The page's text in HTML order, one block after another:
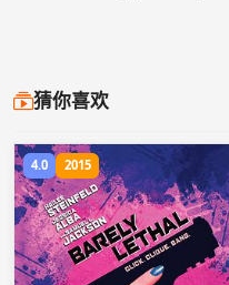
猜你喜欢
4.0 2015